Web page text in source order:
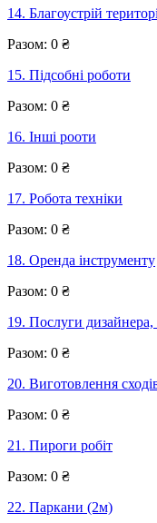
14. Благоустрій
Разом: 0 ₴
15. Підсобні роботи
Разом: 0 ₴
16. Інші рооти
Разом: 0 ₴
17. Робота техніки
Разом: 0 ₴
18. Оренда інструменту
Разом: 0 ₴
19. Послуги дизайнера,
Разом: 0 ₴
20. Виготовлення
Разом: 0 ₴
21. Пироги робіт
Разом: 0 ₴
22. Паркани (2м)